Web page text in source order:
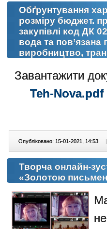
Обґрунтування
розміру бюджет.
закупівлі код ДК
вода та пов’язана
виробництво,
Завантажити
Teh-Nova.pdf
Опубліковано: 15-01-2021, 14:53 |
Творча онлайн-
«Золотою